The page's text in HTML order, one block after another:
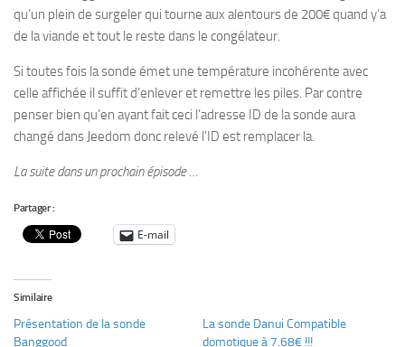
qu’un plein de surgeler qui tourne aux alentours de 200€ quand y’a
de la viande et tout le reste dans le congélateur.
Si toutes fois la sonde émet une température incohérente avec
celle affichée il suffit d’enlever et remettre les piles. Par contre
penser bien qu’en ayant fait ceci l’adresse ID de la sonde aura
changé dans Jeedom donc relevé l’ID est remplacer la.
La suite dans un prochain épisode …
Partager :
E-mail
Similaire
Présentation de la sonde
Banggood
La sonde Danui Compatible
domotique à 7.68€ !!!